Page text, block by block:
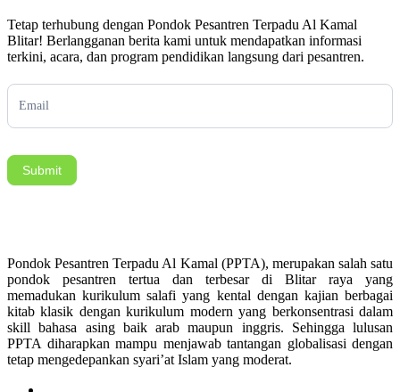
Tetap terhubung dengan Pondok Pesantren Terpadu Al Kamal
Blitar! Berlangganan berita kami untuk mendapatkan informasi
terkini, acara, dan program pendidikan langsung dari pesantren.
Subscription
Submit
Pondok Pesantren Terpadu Al Kamal (PPTA), merupakan salah satu
pondok pesantren tertua dan terbesar di Blitar raya yang
memadukan kurikulum salafi yang kental dengan kajian berbagai
kitab klasik dengan kurikulum modern yang berkonsentrasi dalam
skill bahasa asing baik arab maupun inggris. Sehingga lulusan
PPTA diharapkan mampu menjawab tantangan globalisasi dengan
tetap mengedepankan syari’at Islam yang moderat.